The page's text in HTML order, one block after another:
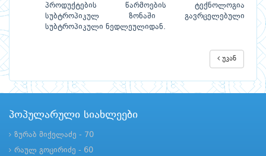
პროდუქტების წარმოების ტექნოლოგია
სუბტროპიკულ ზონაში გავრცელებული
სუბტროპიკული ნედლეულიდან.
უკან
პოპულარული სიახლეები
ზურაბ მიქელაძე - 70
რაულ გოცირიძე - 60